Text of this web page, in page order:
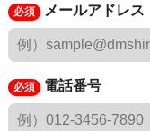
メールアドレス
電話番号